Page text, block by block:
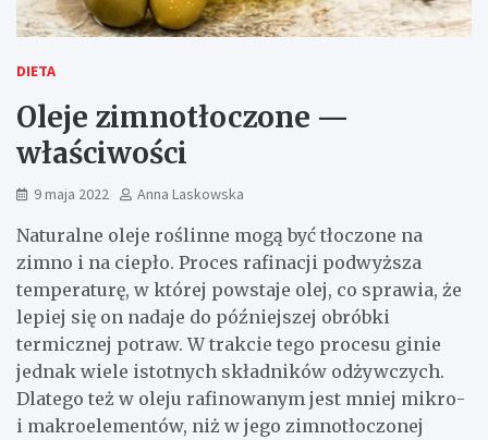
DIETA
Oleje zimnotłoczone —
właściwości
9 maja 2022 Anna Laskowska
Naturalne oleje roślinne mogą być tłoczone na
zimno i na ciepło. Proces rafinacji podwyższa
temperaturę, w której powstaje olej, co sprawia, że
lepiej się on nadaje do późniejszej obróbki
termicznej potraw. W trakcie tego procesu ginie
jednak wiele istotnych składników odżywczych.
Dlatego też w oleju rafinowanym jest mniej mikro-
i makroelementów, niż w jego zimnotłoczonej